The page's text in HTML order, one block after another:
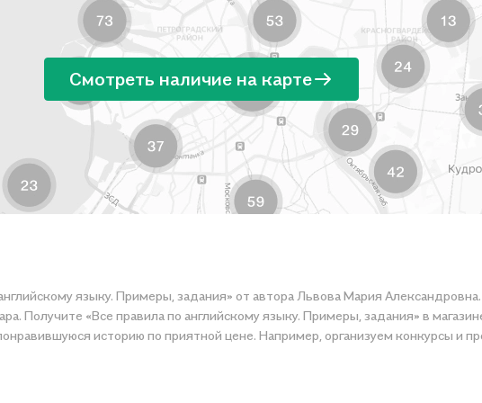
Смотреть наличие на карте
языку. Примеры, задания» от автора Львова Мария
Получите «Все правила по английскому языку. Примеры, задания» в